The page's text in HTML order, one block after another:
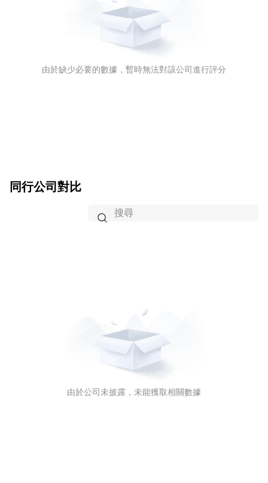
由於缺少必要的數據，暫時無法對該公司進行評分
同行公司對比

由於公司未披露，未能獲取相關數據